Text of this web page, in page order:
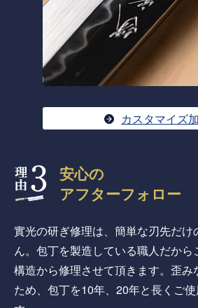
カスタマイズ
安心の
アフターフォロー
實光の研ぎ修理は、簡単な刃先だ
ん。包丁を製造している職人だか
構造から修理させて頂きます。歪み
ため、包丁を10年、20年と長くご